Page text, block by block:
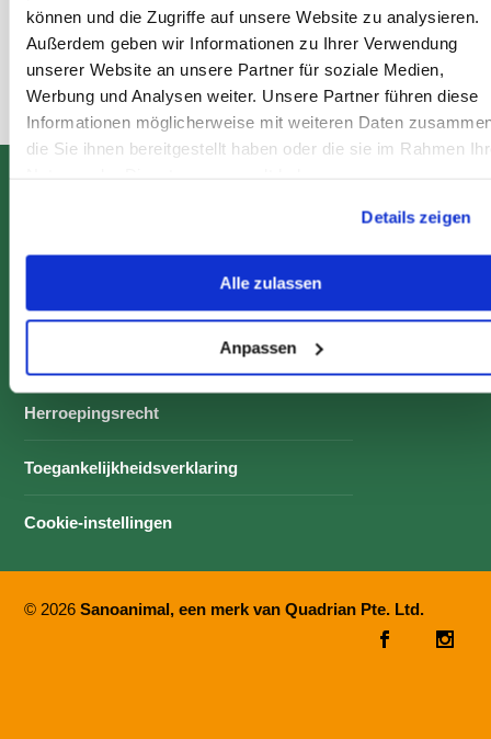
können und die Zugriffe auf unsere Website zu analysieren.
Außerdem geben wir Informationen zu Ihrer Verwendung
unserer Website an unsere Partner für soziale Medien,
Werbung und Analysen weiter. Unsere Partner führen diese
Informationen möglicherweise mit weiteren Daten
die Sie ihnen bereitgestellt haben oder die sie im Rahmen
Details zeigen
Alle zulassen
Anpassen
Categorie:
Stro
Herroepingsrecht
Toegankelijkheidsverklaring
Cookie-instellingen
© 2026Sanoanimal, een merk van Quadrian Pte. Ltd.